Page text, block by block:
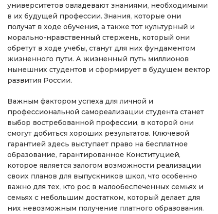
университетов овладевают знаниями, необходимыми
в их будущей профессии. Знания, которые они
получат в ходе обучения, а также тот культурный и
морально-нравственный стержень, который они
обретут в ходе учёбы, станут для них фундаментом
жизненного пути. А жизненный путь миллионов
нынешних студентов и сформирует в будущем вектор
развития России.
Важным фактором успеха для личной и
профессиональной самореализации студента станет
выбор востребованной профессии, в которой они
смогут добиться хороших результатов. Ключевой
гарантией здесь выступает право на бесплатное
образование, гарантированное Конституцией,
которое является залогом возможности реализации
своих планов для выпускников школ, что особенно
важно для тех, кто рос в малообеспеченных семьях и
семьях с небольшим достатком, который делает для
них невозможным получение платного образования.